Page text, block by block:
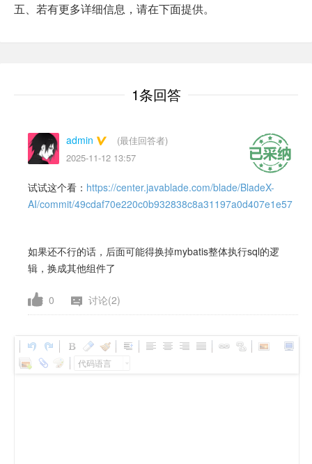
五、若有更多详细信息，请在下面提供。
1条回答
admin
(最佳回答者)
2025-11-12 13:57
试试这个看： https://center.javablade.com/blade/BladeX-
AI/commit/49cdaf70e220c0b932838c8a31197a0d407e1e57
如果还不行的话，后面可能得换掉mybatis整体执行sql的逻
辑，换成其他组件了
0 讨论(2)
代码语言